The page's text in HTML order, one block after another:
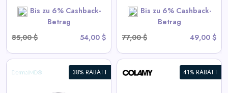
Bis zu 6% Cashback-
Betrag
85,00 $
54,00 $
Bis zu 6% Cashback-
Betrag
77,00 $
49,00 $
SHOP NOW
38% RABATT 41% RABATT